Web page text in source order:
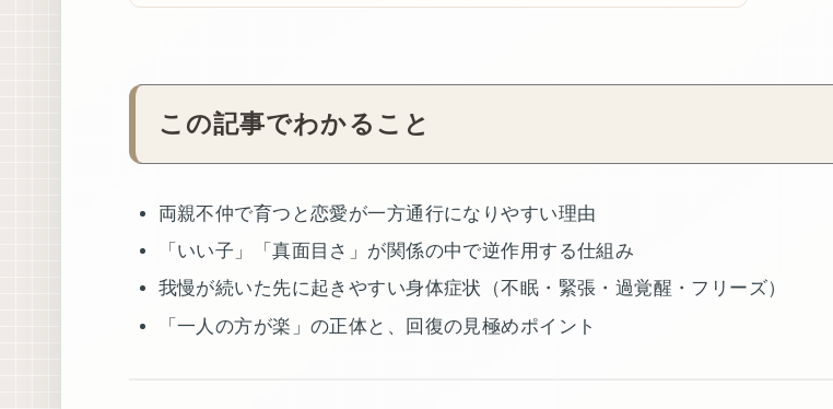
この記事でわかること
両親不仲で育つと恋愛が一方通行になりやすい理由
「いい子」「真面目さ」が関係の中で逆作用する仕組み
我慢が続いた先に起きやすい身体症状（不眠・緊張・過覚醒・フリーズ）
「一人の方が楽」の正体と、回復の見極めポイント